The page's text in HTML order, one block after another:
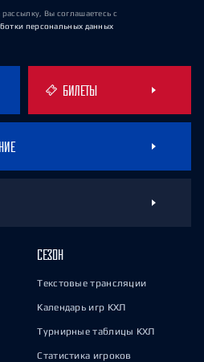
Вы соглашаетесь с
персональных данных
БИЛЕТЫ
СЕЗОН
Текстовые трансляции
Календарь игр КХЛ
Турнирные таблицы КХЛ
Статистика игроков